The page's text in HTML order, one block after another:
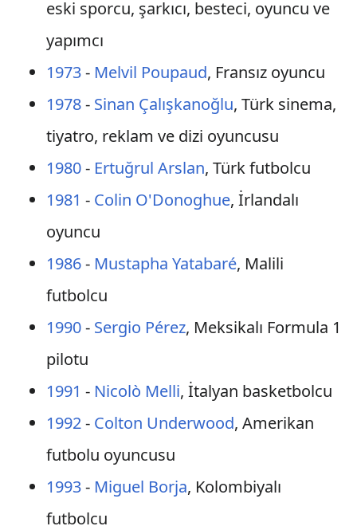
eski sporcu, şarkıcı, besteci, oyuncu ve
yapımcı
1973- Melvil Poupaud, Fransız oyuncu
1978- Sinan Çalışkanoğlu, Türk sinema,
tiyatro, reklam ve dizi oyuncusu
1980- Ertuğrul Arslan, Türk futbolcu
1981 - Colin O'Donoghue, İrlandalı
oyuncu
1986- Mustapha Yatabaré, Malili
futbolcu
1990- Sergio Pérez, Meksikalı Formula 1
pilotu
1991 - Nicolò Melli, İtalyan basketbolcu
1992- Colton Underwood, Amerikan
futbolu oyuncusu
1993- Miguel Borja, Kolombiyalı
futbolcu